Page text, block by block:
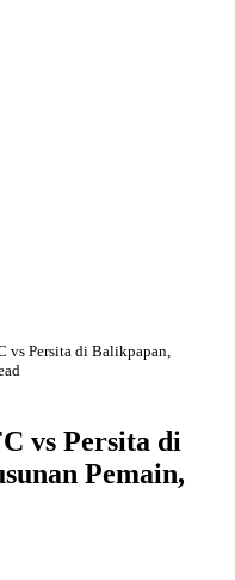
vs Persita di Balikpapan,
vs Persita di
Pemain,